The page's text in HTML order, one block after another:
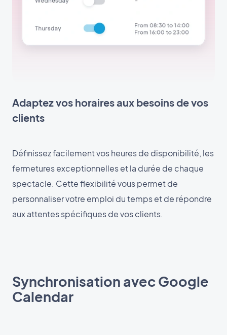
Adaptez vos horaires aux besoins de vos
clients
Définissez facilement vos heures de disponibilité, les
fermetures exceptionnelles et la durée de chaque
spectacle. Cette flexibilité vous permet de
personnaliser votre emploi du temps et de répondre
aux attentes spécifiques de vos clients.
Synchronisation avec Google
Calendar